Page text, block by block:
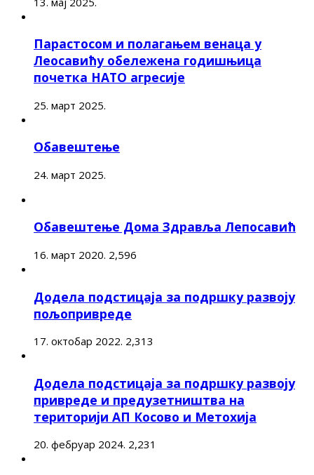
Парастосом и полагањем венаца у
Леосавићу обележена годишњица
почетка НАТО агресије
25. март 2025.
Обавештење
24. март 2025.
Обавештење Дома Здравља Лепосавић
16. март 2020. 2,596
Додела подстицаја за подршку развоју
пољопривреде
17. октобар 2022. 2,313
Додела подстицаја за подршку развоју
привреде и предузетништва на
територији АП Косово и Метохија
20. фебруар 2024. 2,231